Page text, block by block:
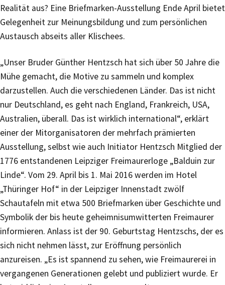
Realität aus? Eine Briefmarken-Ausstellung Ende April bietet
Gelegenheit zur Meinungsbildung und zum persönlichen
Austausch abseits aller Klischees.
„Unser Bruder Günther Hentzsch hat sich über 50 Jahre die
Mühe gemacht, die Motive zu sammeln und komplex
darzustellen. Auch die verschiedenen Länder. Das ist nicht
nur Deutschland, es geht nach England, Frankreich, USA,
Australien, überall. Das ist wirklich international“, erklärt
einer der Mitorganisatoren der mehrfach prämierten
Ausstellung, selbst wie auch Initiator Hentzsch Mitglied der
1776 entstandenen Leipziger Freimaurerloge „Balduin zur
Linde“. Vom 29. April bis 1. Mai 2016 werden im Hotel
„Thüringer Hof“ in der Leipziger Innenstadt zwölf
Schautafeln mit etwa 500 Briefmarken über Geschichte und
Symbolik der bis heute geheimnisumwitterten Freimaurer
informieren. Anlass ist der 90. Geburtstag Hentzschs, der es
sich nicht nehmen lässt, zur Eröffnung persönlich
anzureisen. „Es ist spannend zu sehen, wie Freimaurerei in
vergangenen Generationen gelebt und publiziert wurde. Er